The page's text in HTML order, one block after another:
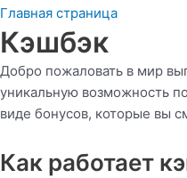
Главная страница
Кэшбэк
Добро пожаловать в мир
уникальную возможность
виде бонусов, которые вы
Как работает